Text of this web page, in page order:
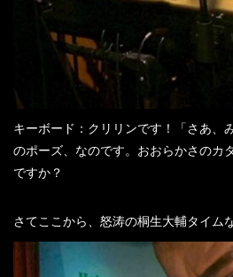
キーボード：クリリンです！「さあ、
のポーズ、なのです。おおらかさのカ
ですか？
さてここから、怒涛の桐生大輔タイム